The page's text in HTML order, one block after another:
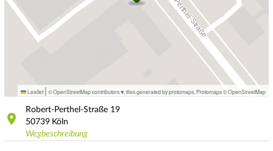
Leaflet | © OpenStreetMap contributors ♥, tiles generated by protomaps Protomaps©OpenStreetMap
Robert-Perthel-Straße 19
50739 Köln
Wegbeschreibung